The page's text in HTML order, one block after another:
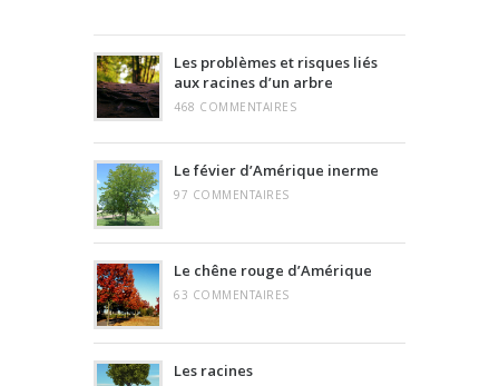
Les problèmes et risques liés
aux racines d’un arbre
468 COMMENTAIRES
Le févier d’Amérique inerme
97 COMMENTAIRES
Le chêne rouge d’Amérique
63 COMMENTAIRES
Les racines